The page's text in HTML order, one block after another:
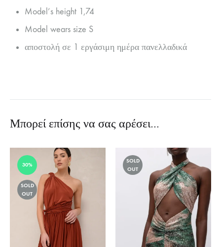
Model’s height 1,74
Model wears size S
αποστολή σε 1 εργάσιμη ημέρα πανελλαδικά
Μπορεί επίσης να σας αρέσει…
30%
SOLD
OUT
SOLD
OUT